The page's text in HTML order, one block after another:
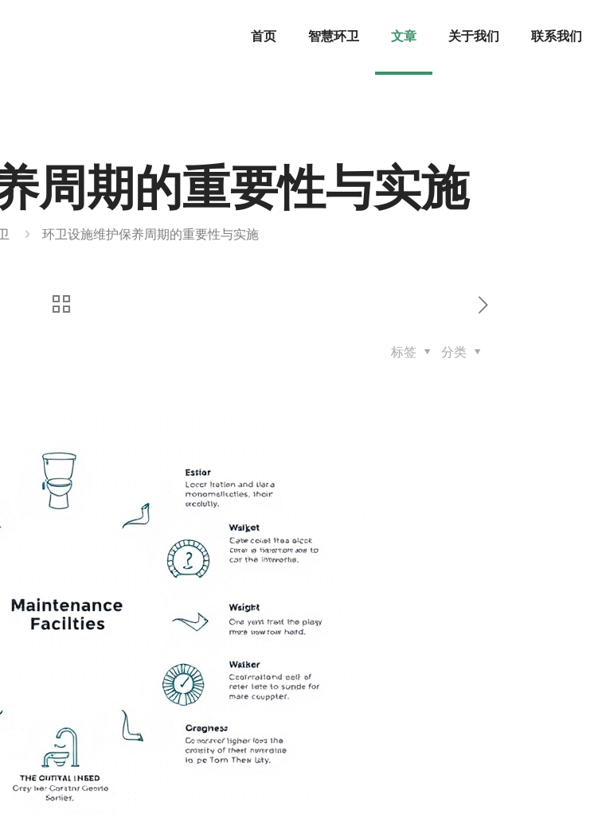
首页 智慧环卫 文章 关于我们 联系我们
周期的重要性与实施
环卫设施维护保养周期的重要性与实施
分类
标签